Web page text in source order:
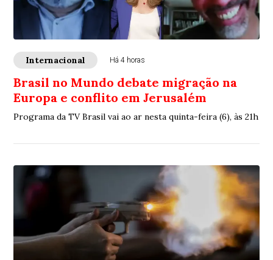
Internacional Há 4 horas
Brasil no Mundo debate migração na
Europa e conflito em Jerusalém
Programa da TV Brasil vai ao ar nesta quinta-feira (6), às 21h